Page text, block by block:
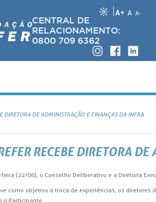
A+ A A-
CENTRAL DE
RELACIONAMENTO:
0800 709 6362
DIRETORA DE ADMINISTRAÇÃO E FINANÇAS DA INFRA
RECEBE DIRETORA
(22/06), o Conselho Deliberativo e a Diretoria
como objetivo a troca de experiências, os diretores
o Participante.